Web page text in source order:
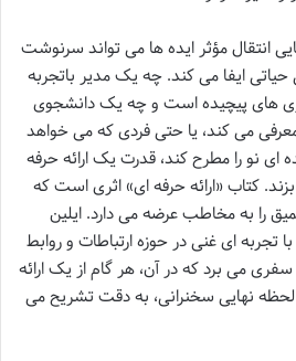
انتقال مؤثر ایده ها می تواند سرنوشت
حیاتی ایفا می کند. چه یک مدیر باتجربه
های پیچیده است و چه یک دانشجوی
می کند، یا حتی فردی که می خواهد
نو را مطرح کند، قدرت یک ارائه حرفه
کتاب «ارائه حرفه ای» اثری است که
را به مخاطب عرضه می دارد. ایلین
تجربه ای غنی در حوزه ارتباطات و روابط
سفری می برد که در آن، هر گام از یک ارائه
لحظه نهایی سخنرانی، به دقت تشریح می